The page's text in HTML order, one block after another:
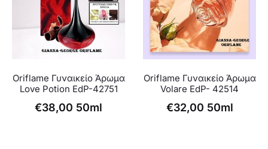
Oriflame Γυναικείο Άρωμα
Love Potion EdP-42751
€38,00 50ml
Oriflame Γυναικείο Άρωμα
Volare EdP- 42514
€32,00 50ml